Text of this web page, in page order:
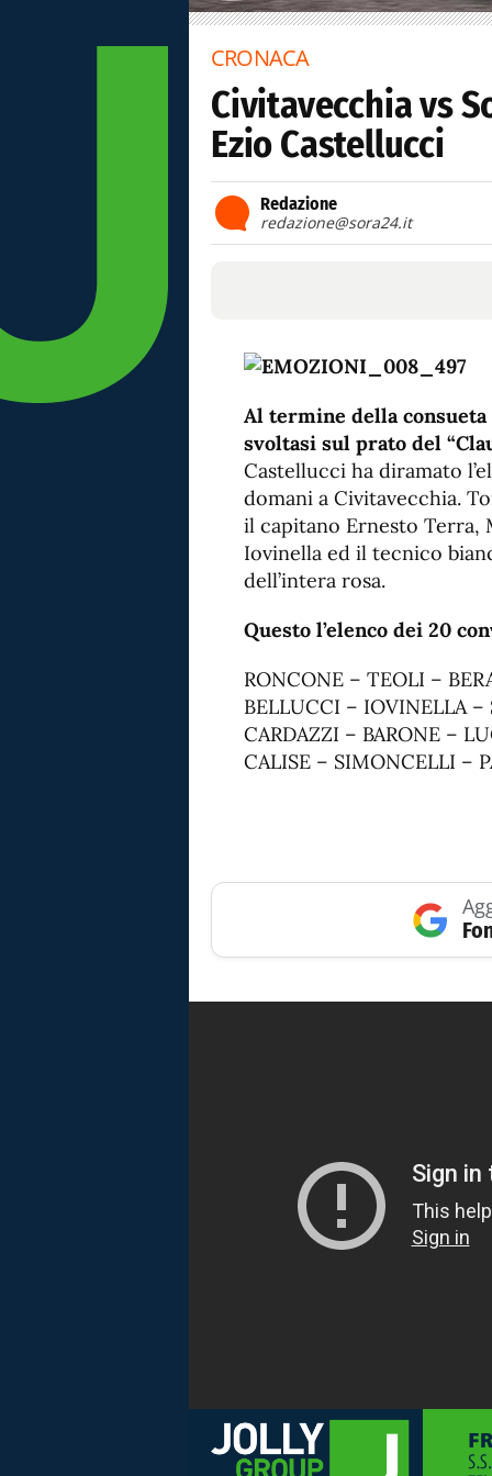
CRONACA
Civitavecchia vs
Ezio Castellucci
Redazione
redazione@sora24.it
Al termine della
svoltasi sul prato del
Castellucci ha diramato
domani a Civitavecchia.
il capitano Ernesto Terra,
Iovinella ed il tecnico
dell’intera rosa.
Questo l’elenco dei 20
RONCONE – TEOLI –
BELLUCCI – IOVINELLA –
CARDAZZI – BARONE –
CALISE – SIMONCELLI –